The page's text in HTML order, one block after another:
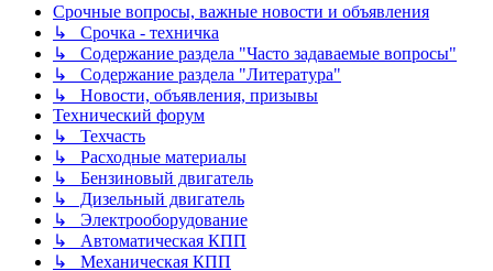
Срочные вопросы, важные новости и объявления
↳ Срочка - техничка
↳ Содержание раздела "Часто задаваемые вопросы"
↳ Содержание раздела "Литература"
↳ Новости, объявления, призывы
Технический форум
↳ Техчасть
↳ Расходные материалы
↳ Бензиновый двигатель
↳ Дизельный двигатель
↳ Электрооборудование
↳ Автоматическая КПП
↳ Механическая КПП